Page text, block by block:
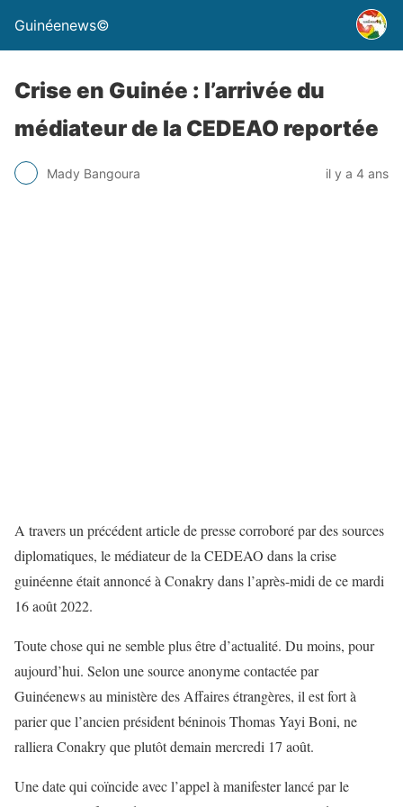
Guinéenews©
Crise en Guinée : l’arrivée du
médiateur de la CEDEAO reportée
Mady Bangoura il y a 4 ans
A travers un précédent article de presse corroboré par des sources
diplomatiques, le médiateur de la CEDEAO dans la crise
guinéenne était annoncé à Conakry dans l’après-midi de ce mardi
16 août 2022.
Toute chose qui ne semble plus être d’actualité. Du moins, pour
aujourd’hui. Selon une source anonyme contactée par
Guinéenews au ministère des Affaires étrangères, il est fort à
parier que l’ancien président béninois Thomas Yayi Boni, ne
ralliera Conakry que plutôt demain mercredi 17 août.
Une date qui coïncide avec l’appel à manifester lancé par le